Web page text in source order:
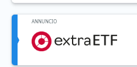
ANNUNCIO